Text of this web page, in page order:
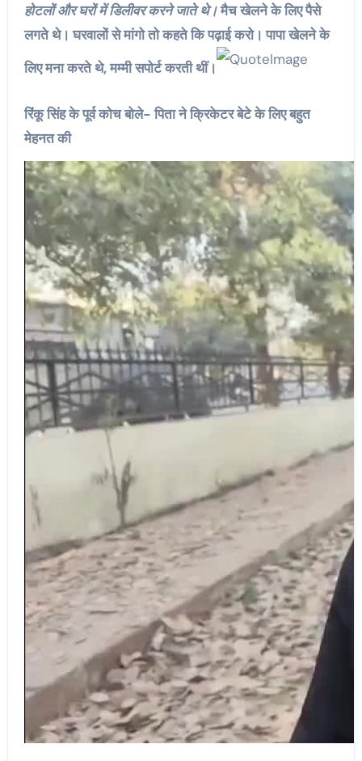
होटलों और घरों में डिलीवर करने जाते थे।मैच खेलने के लिए पैसे
लगते थे। घरवालों से मांगो तो कहते कि पढ़ाई करो। पापा खेलने के
लिए मना करते थे, मम्मी सपोर्ट करती थीं।
रिंकू सिंह के पूर्व कोच बोले- पिता ने क्रिकेटर बेटे के लिए बहुत
मेहनत की